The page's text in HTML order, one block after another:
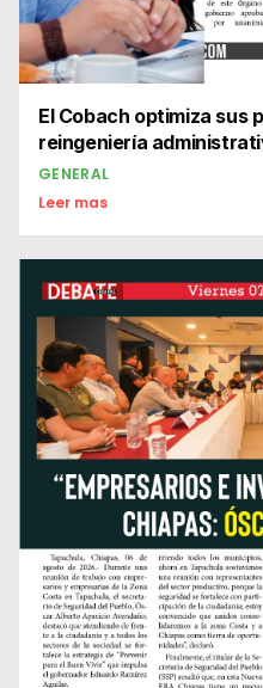
El Cobach optimiza sus
reingeniería
GENERAL
Leer mas